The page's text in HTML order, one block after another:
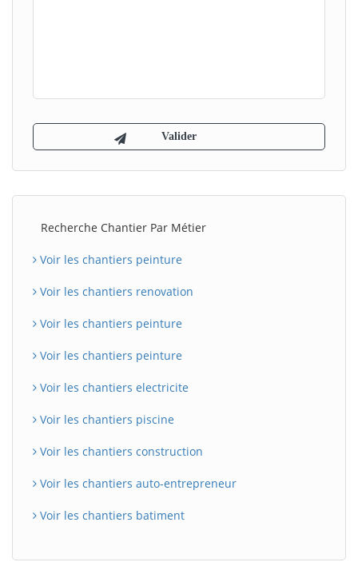
Recherche Chantier Par Métier
Voir les chantiers peinture
Voir les chantiers renovation
Voir les chantiers peinture
Voir les chantiers peinture
Voir les chantiers electricite
Voir les chantiers piscine
Voir les chantiers construction
Voir les chantiers auto-entrepreneur
Voir les chantiers batiment